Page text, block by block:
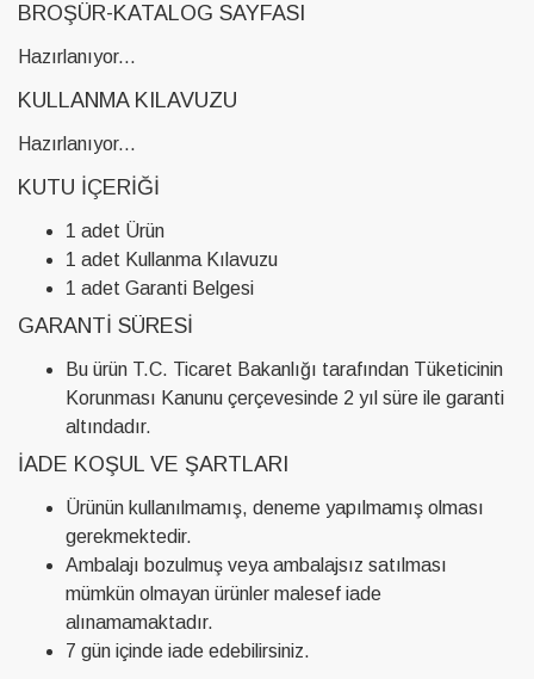
BROŞÜR-KATALOG SAYFASI
Hazırlanıyor...
KULLANMA KILAVUZU
Hazırlanıyor...
KUTU İÇERIĞI
1 adet Ürün
1 adet Kullanma Kılavuzu
1 adet Garanti Belgesi
GARANTI SÜRESI
Bu ürün T.C. Ticaret Bakanlığı tarafından Tüketicinin
Korunması Kanunu çerçevesinde 2 yıl süre ile garanti
altındadır.
İADE KOŞUL VE ŞARTLARI
Ürünün kullanılmamış, deneme yapılmamış olması
gerekmektedir.
Ambalajı bozulmuş veya ambalajsız satılması
mümkün olmayan ürünler malesef iade
alınamamaktadır.
7 gün içinde iade edebilirsiniz.